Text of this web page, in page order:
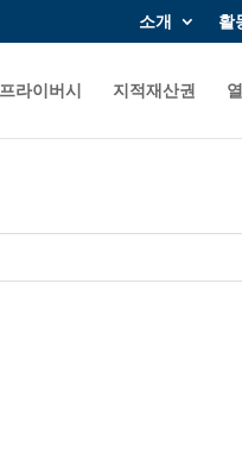
소개 활
프라이버시 지적재산권